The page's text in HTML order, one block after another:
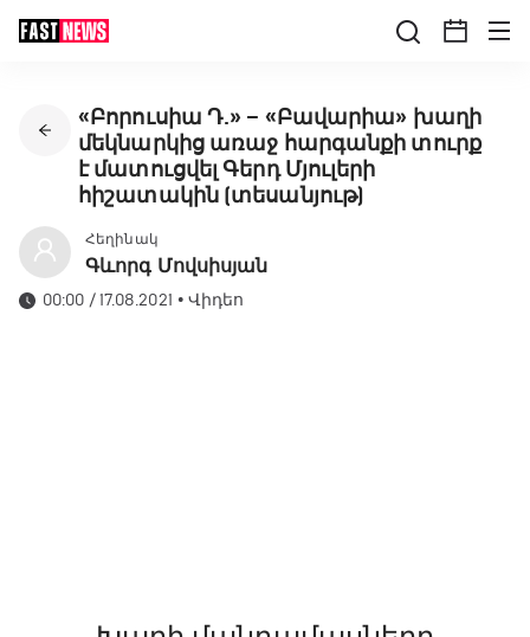
«Բորուսիա Դ.» – «Բավարիա» խաղի
մեկնարկից առաջ հարգանքի տուրք
է մատուցվել Գերդ Մյուլերի
հիշատակին (տեսանյութ)
Հեղինակ
Գևորգ Մովսիսյան
00:00 / 17.08.2021 •Վիդեո